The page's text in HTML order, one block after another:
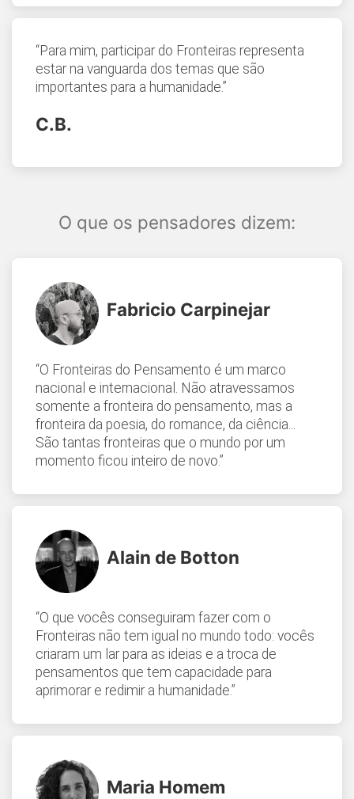
“Para mim, participar do Fronteiras representa
estar na vanguarda dos temas que são
importantes para a humanidade.”
C.B.
O que os pensadores dizem:
Fabricio Carpinejar
“O Fronteiras do Pensamento é um marco
nacional e internacional. Não atravessamos
somente a fronteira do pensamento, mas a
fronteira da poesia, do romance, da ciência...
São tantas fronteiras que o mundo por um
momento ficou inteiro de novo.”
Alain de Botton
“O que vocês conseguiram fazer com o
Fronteiras não tem igual no mundo todo: vocês
criaram um lar para as ideias e a troca de
pensamentos que tem capacidade para
aprimorar e redimir a humanidade.”
Maria Homem